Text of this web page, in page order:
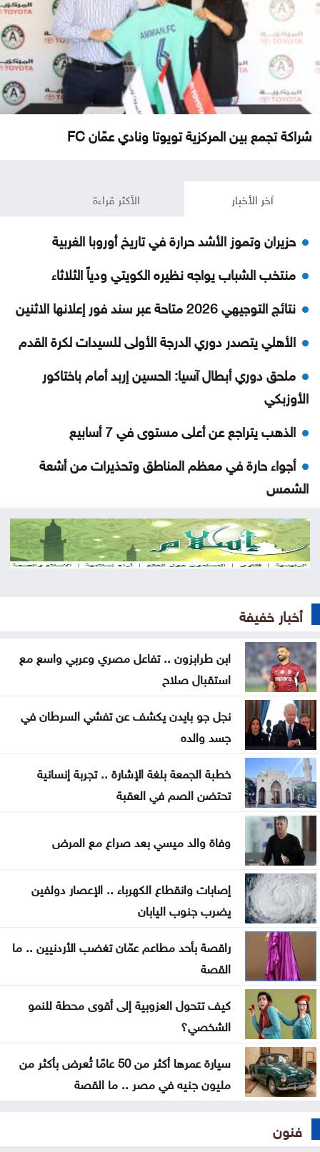
شراكة تجمع بين المركزية تويوتا ونادي عمّان FC
آخر الأخبار الأكثر قراءة
حزيران وتموز الأشد حرارة في تاريخ أوروبا الغربية
منتخب الشباب يواجه نظيره الكويتي ودياً الثلاثاء
نتائج التوجيهي 2026 متاحة عبر سند فور إعلانها الاثنين
الأهلي يتصدر دوري الدرجة الأولى للسيدات لكرة القدم
ملحق دوري أبطال آسيا: الحسين إربد أمام باختاكور
الأوزبكي
الذهب يتراجع عن أعلى مستوى في 7 أسابيع
أجواء حارة في معظم المناطق وتحذيرات من أشعة
الشمس
الله يلعن الشبح
نتائج التوجيهي 2026 في الأردن اليوم .. رابط الاستعلام
منع مواطن من السلام على العيسوي .. وما فعله رئيس
الديوان يشعل التفاعل
حشد أكثر من مئتي عنصر إطفاء لإخماد حريق في جنوب
فرنسا
متحدث عسكري يمني: الحوثيون يستأنفون هجماتهم
على ميناء المخا
غزة .. إصابة 7 فلسطينيين بإطلاق نار إسرائيلي الأحد
إيران .. تعيين محسن رضائي أمينا عاما للمجلس الأعلى
للأمن القومي
القناة 13: خلافات تل أبيب وواشنطن تتعمق بشأن إنهاء
القتال في 3 جبهات
أخبار خفيفة
ابن طرابزون .. تفاعل مصري وعربي واسع مع
استقبال صلاح
نجل جو بايدن يكشف عن تفشي السرطان في
جسد والده
خطبة الجمعة بلغة الإشارة .. تجربة إنسانية
تحتضن الصم في العقبة
وفاة والد ميسي بعد صراع مع المرض
إصابات وانقطاع الكهرباء .. الإعصار دولفين
يضرب جنوب اليابان
راقصة بأحد مطاعم عمّان تغضب الأردنيين .. ما
القصة
كيف تتحول العزوبية إلى أقوى محطة للنمو
الشخصي؟
سيارة عمرها أكثر من 50 عامًا تُعرض بأكثر من
مليون جنيه في مصر .. ما القصة
فنون